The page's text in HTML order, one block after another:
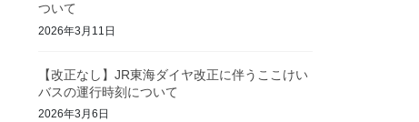
ついて
2026年3月11日
【改正なし】JR東海ダイヤ改正に伴うここけい
バスの運行時刻について
2026年3月6日